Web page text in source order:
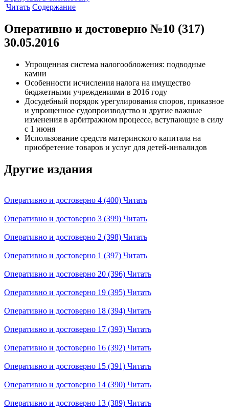
Читать Содержание
Оперативно и достоверно №10 (317)
30.05.2016
Упрощенная система налогообложения: подводные
камни
Особенности исчисления налога на имущество
бюджетными учреждениями в 2016 году
Досудебный порядок урегулирования споров, приказное
и упрощенное судопроизводство и другие важные
изменения в арбитражном процессе, вступающие в силу
с 1 июня
Использование средств материнского капитала на
приобретение товаров и услуг для детей-инвалидов
Другие издания
Оперативно и достоверно 4 (400) Читать
Оперативно и достоверно 3 (399) Читать
Оперативно и достоверно 2 (398) Читать
Оперативно и достоверно 1 (397) Читать
Оперативно и достоверно 20 (396) Читать
Оперативно и достоверно 19 (395) Читать
Оперативно и достоверно 18 (394) Читать
Оперативно и достоверно 17 (393) Читать
Оперативно и достоверно 16 (392) Читать
Оперативно и достоверно 15 (391) Читать
Оперативно и достоверно 14 (390) Читать
Оперативно и достоверно 13 (389) Читать